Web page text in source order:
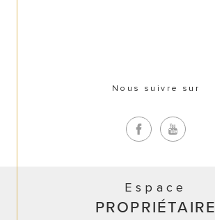
Nous suivre sur
Espace
PROPRIÉTAIRE